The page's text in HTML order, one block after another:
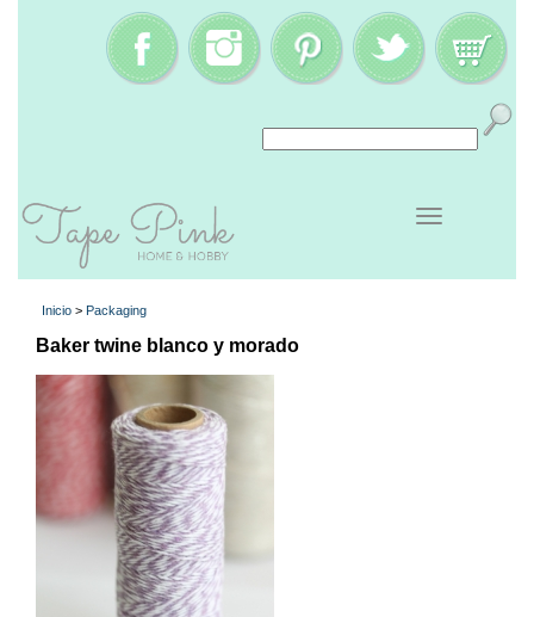
Inicio > Packaging
Baker twine blanco y morado